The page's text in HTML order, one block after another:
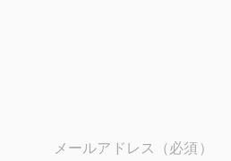
メールアドレス（必須）